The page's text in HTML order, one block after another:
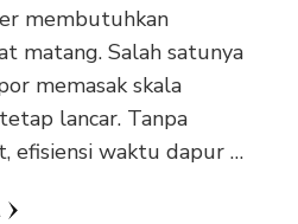
membutuhkan
matang. Salah satunya
memasak skala
lancar. Tanpa
efisiensi waktu dapur …